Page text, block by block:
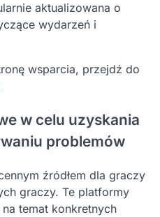
aktualizowana o
wydarzeń i
wsparcia, przejdź do
w celu uzyskania
problemów
źródłem dla graczy
graczy. Te platformy
temat konkretnych